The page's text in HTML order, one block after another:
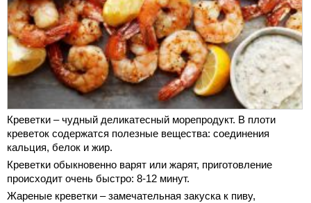
Креветки – чудный деликатесный морепродукт. В плоти
креветок содержатся полезные вещества: соединения
кальция, белок и жир.
Креветки обыкновенно варят или жарят, приготовление
происходит очень быстро: 8-12 минут.
Жареные креветки – замечательная закуска к пиву,